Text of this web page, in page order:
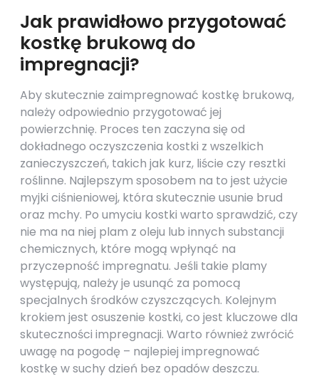
Jak prawidłowo przygotować
kostkę brukową do
impregnacji?
Aby skutecznie zaimpregnować kostkę brukową,
należy odpowiednio przygotować jej
powierzchnię. Proces ten zaczyna się od
dokładnego oczyszczenia kostki z wszelkich
zanieczyszczeń, takich jak kurz, liście czy resztki
roślinne. Najlepszym sposobem na to jest użycie
myjki ciśnieniowej, która skutecznie usunie brud
oraz mchy. Po umyciu kostki warto sprawdzić, czy
nie ma na niej plam z oleju lub innych substancji
chemicznych, które mogą wpłynąć na
przyczepność impregnatu. Jeśli takie plamy
występują, należy je usunąć za pomocą
specjalnych środków czyszczących. Kolejnym
krokiem jest osuszenie kostki, co jest kluczowe dla
skuteczności impregnacji. Warto również zwrócić
uwagę na pogodę – najlepiej impregnować
kostkę w suchy dzień bez opadów deszczu.